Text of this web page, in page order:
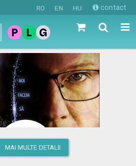
RO EN HU contact
MAI MULTE DETALII